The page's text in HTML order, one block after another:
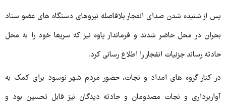
پس از شنیده شدن صدای انفجار بلافاصله نیروهای دستگاه های عضو ستاد
بحران در محل حاضر شدند و فرماندار پاوه نیز که سریعا خود را به محل
حادثه رساند جزئیات انفجار را اطلاع رسانی کرد.
در کنار گروه های امداد و نجات، حضور مردم شهر نوسود برای کمک به
آواربرداری و نجات مصدومان و حادثه دیدگان نیز قابل تحسین بود و